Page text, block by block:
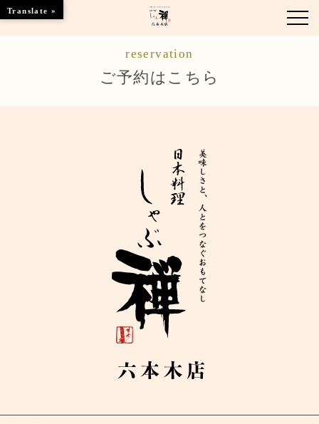
店舗情報
ご優待
ブランドトップ
ご予約はこちら
reservation
ご予約はこちら
Translate »